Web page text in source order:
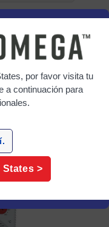
y termostatos
, por favor visita tu
a continuación para
States >